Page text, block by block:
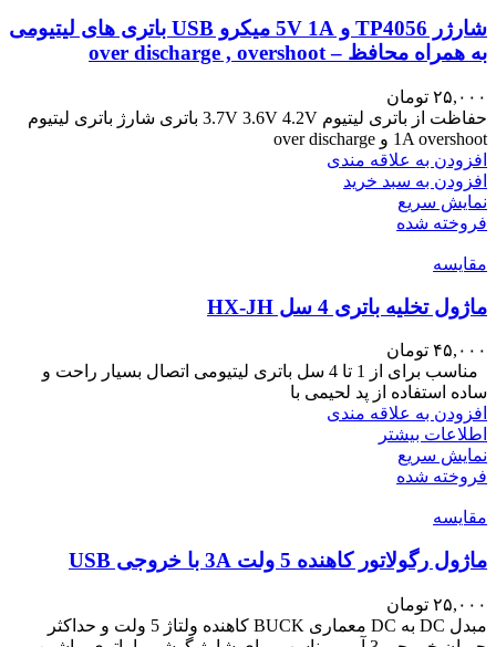
شارژر TP4056 و 5V 1A میکرو USB باتری های لیتیومی
به همراه محافظ – over discharge , overshoot
۲۵,۰۰۰ تومان
حفاظت از باتری لیتیوم 3.7V 3.6V 4.2V باتری شارژ باتری لیتیوم
1A overshoot و over discharge
افزودن به علاقه مندی
افزودن به سبد خرید
نمایش سریع
فروخته شده
مقايسه
ماژول تخلیه باتری 4 سل HX-JH
۴۵,۰۰۰ تومان
مناسب برای از 1 تا 4 سل باتری لیتیومی اتصال بسیار راحت و
ساده استفاده از پد لحیمی با
افزودن به علاقه مندی
اطلاعات بیشتر
نمایش سریع
فروخته شده
مقايسه
ماژول رگولاتور کاهنده 5 ولت 3A با خروجی USB
۲۵,۰۰۰ تومان
مبدل DC به DC معماری BUCK کاهنده ولتاژ 5 ولت و حداکثر